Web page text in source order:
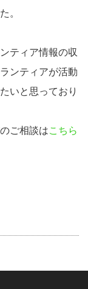
。
ティア情報の収
ンティアが活動
いと思っており
ご相談はこちら